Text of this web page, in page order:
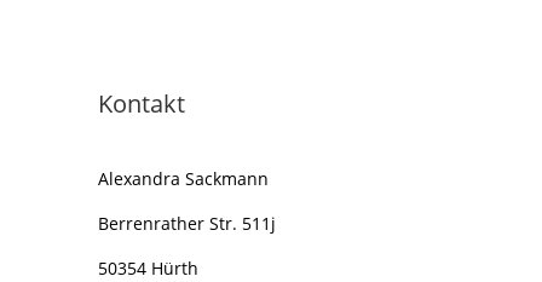
Kontakt
Alexandra Sackmann
Berrenrather Str. 511j
50354 Hürth